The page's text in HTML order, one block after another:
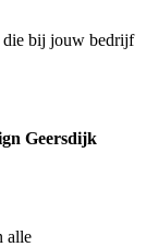
die bij jouw bedrijf
Geersdijk
alle